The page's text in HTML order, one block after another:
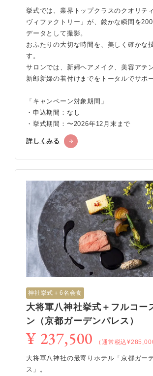
挙式では、業界トップクラスのクオリテ
ヴィファクトリー」が、厳かな瞬間を
データとして撮影。
おふたりの大切な時間を、美しく確かな
す。
サロンでは、新婦ヘアメイク、美容アテ
新郎新婦の着付けまでをトータルでサポー
「キャンペーン対象期間」
・申込期間：なし
・挙式期間：〜2026年12月末まで
詳しくみる
神社挙式＋6名会食
大将軍八神社挙式＋フルコー
ン（京都ガーデンパレス）
¥ 237,500 （通常税込
大将軍八神社の最寄りホテル「京都ガー
ス」。